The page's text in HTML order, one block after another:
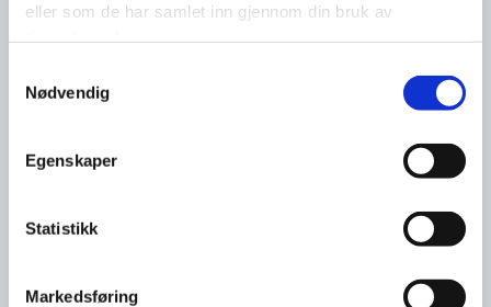
eller som de har samlet inn gjennom din bruk av
Nødvendig
Egenskaper
Statistikk
Markedsføring